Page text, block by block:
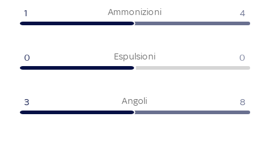
Ammonizioni
1 4
Espulsioni
0 0
Angoli
3 8